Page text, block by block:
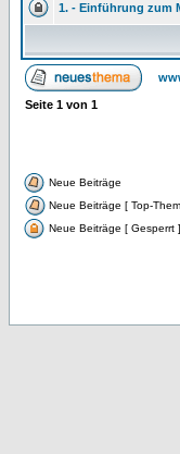
1. - Einführung zum
Seite 1 von 1
Neue Beiträge
Neue Beiträge [ Top-
Neue Beiträge [ Gesperrt ]